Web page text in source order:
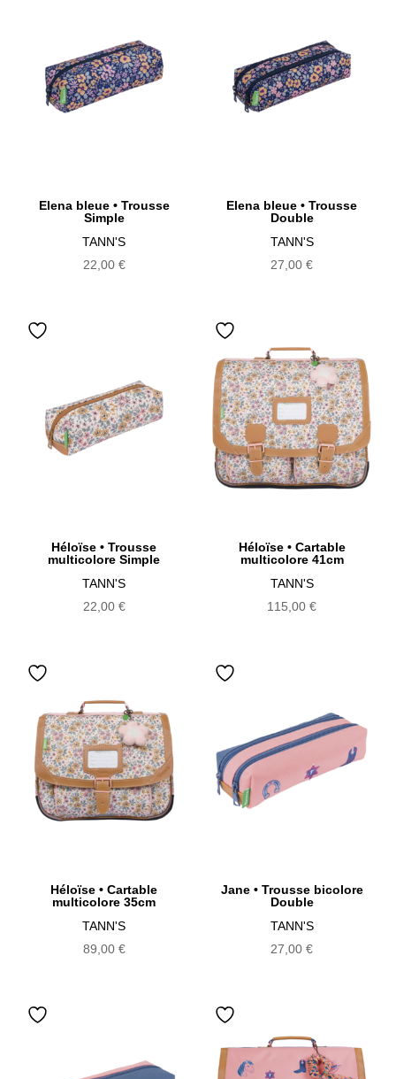
Elena bleue • Trousse
Simple
TANN'S
22,00 €
Elena bleue • Trousse
Double
TANN'S
27,00€
Héloïse • Trousse
multicolore Simple
TANN'S
22,00 €
Héloïse • Cartable
multicolore 41cm
TANN'S
115,00€
Héloïse • Cartable
multicolore 35cm
TANN'S
89,00 €
Jane • Trousse bicolore
Double
TANN'S
27,00€